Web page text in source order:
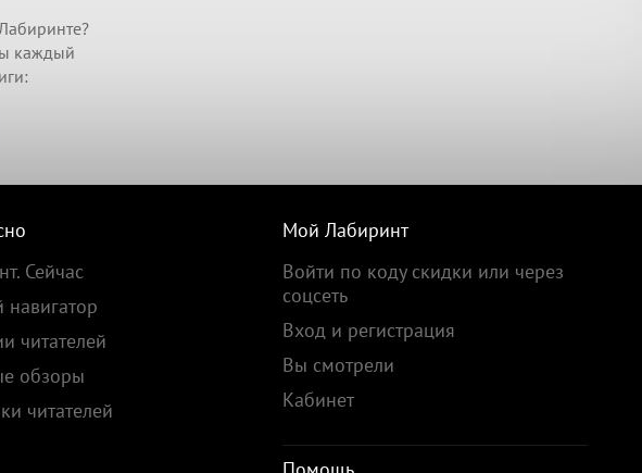
каждый
Сейчас
навигатор
читателей
обзоры
читателей
Мой Лабиринт
Войти по коду скидки или через
соцсеть
Вход и регистрация
Вы смотрели
Кабинет